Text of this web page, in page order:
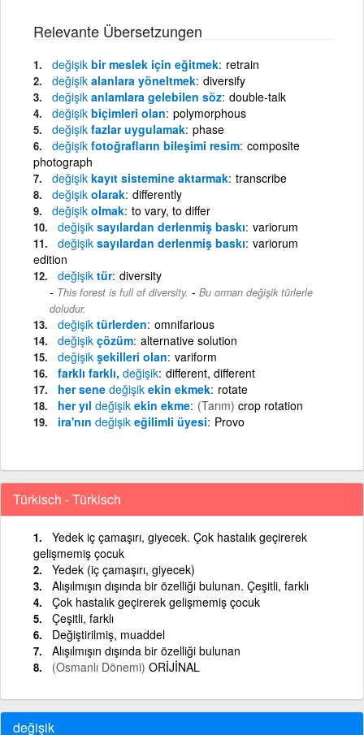
Relevante Übersetzungen
değişik bir meslek için eğitmek retrain
değişik alanlara yöneltmek diversify
değişik anlamlara gelebilen söz double-talk
değişik biçimleri olan polymorphous
değişik fazlar uygulamak phase
değişik fotoğrafların bileşimi resim composite
photograph
değişik kayıt sistemine aktarmak transcribe
değişik olarak differently
değişik olmak to vary, to differ
değişik sayılardan derlenmiş baskı variorum
değişik sayılardan derlenmiş baskı variorum
edition
değişik tür diversity
This forest is full of diversity. - Bu orman değişik türlerle
doludur.
değişik türlerden omnifarious
değişik çözüm alternative solution
değişik şekilleri olan variform
farklı farklı, değişik different, different
her sene değişik ekin ekmek rotate
her yıl değişik ekin ekme (Tarım) crop rotation
ira'nın değişik eğilimli üyesi Provo
Türkisch - Türkisch
Yedek iç çamaşırı, giyecek. Çok hastalık geçirerek
gelişmemiş çocuk
Yedek (iç çamaşırı, giyecek)
Alışılmışın dışında bir özelliği bulunan. Çeşitli, farklı
Çok hastalık geçirerek gelişmemiş çocuk
Çeşitli, farklı
Değiştirilmiş, muaddel
Alışılmışın dışında bir özelliği bulunan
(Osmanlı Dönemi) ORİJİNAL
değişik